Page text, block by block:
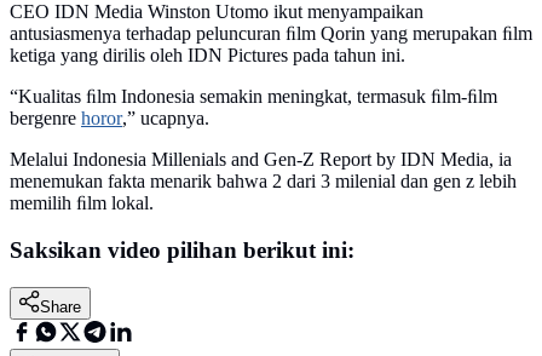
CEO IDN Media Winston Utomo ikut menyampaikan
antusiasmenya terhadap peluncuran ﬁlm Qorin yang merupakan ﬁlm
ketiga yang dirilis oleh IDN Pictures pada tahun ini.
“Kualitas ﬁlm Indonesia semakin meningkat, termasuk ﬁlm-ﬁlm
bergenre horor,” ucapnya.
Melalui Indonesia Millenials and Gen-Z Report by IDN Media, ia
menemukan fakta menarik bahwa 2 dari 3 milenial dan gen z lebih
memilih ﬁlm lokal.
Saksikan video pilihan berikut ini:
Share